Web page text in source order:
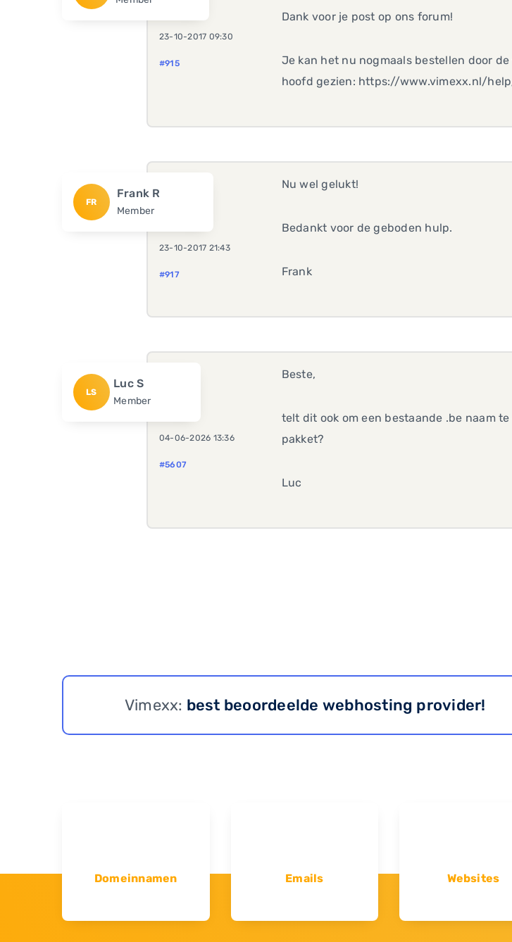
23-10-2017 09:30
#915
Dank voor je post op ons forum!
Je kan het nu nogmaals bestellen door
hoofd gezien: https://www.vimexx.nl/
FR
Frank R
Member
23-10-2017 21:43
#917
Nu wel gelukt!
Bedankt voor de geboden hulp.
Frank
LS
Luc S
Member
04-06-2026 13:36
#5607
Beste,
telt dit ook om een bestaande .be naam
pakket?
Luc
Vimexx: best beoordeelde webhosting provider!
Domeinnamen Emails
Websites